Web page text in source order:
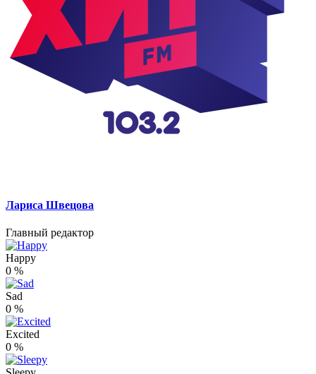
Лариса Швецова
Главный редактор
Happy
0 %
Sad
0 %
Excited
0 %